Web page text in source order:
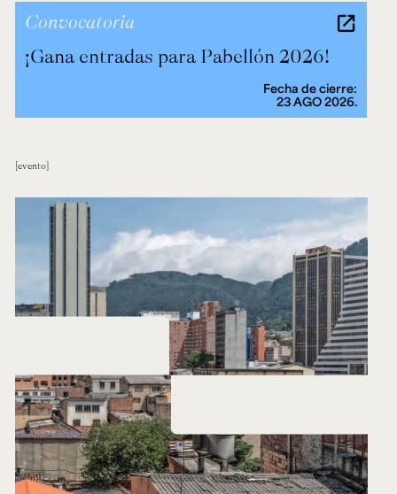
¡Gana entradas para Pabellón 2026!
Convocatoria
Fecha de cierre:
23 AGO 2026.
evento